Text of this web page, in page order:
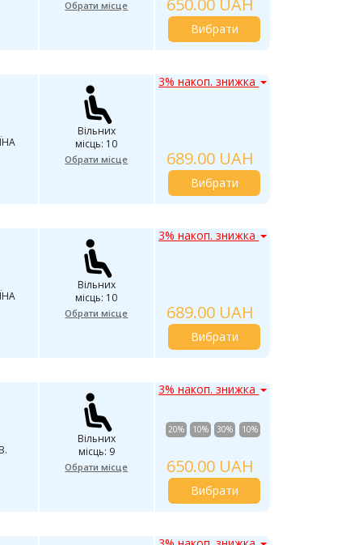
Обрати місце 650.00 UAH
Вибрати
Вільних
місць: 10
Обрати місце
3% накоп. знижка
689.00 UAH
Вибрати
Вільних
місць: 10
Обрати місце
3% накоп. знижка
689.00 UAH
Вибрати
Вільних
місць: 9
Обрати місце
3% накоп. знижка
20% 10% 30% 10%
650.00 UAH
Вибрати